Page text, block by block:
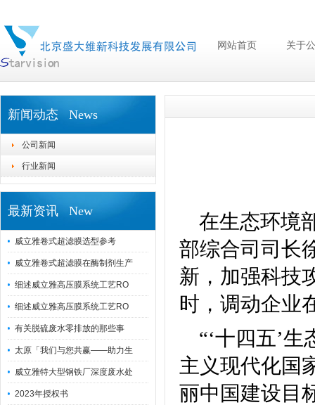
网站首页 关于
新闻动态 News
公司新闻
行业新闻
最新资讯 New
威立雅卷式超滤膜选型参考
威立雅卷式超滤膜在酶制剂生产
细述威立雅高压膜系统工艺RO
细述威立雅高压膜系统工艺RO
有关脱硫废水零排放的那些事
太原「我们与您共赢——助力生
威立雅特大型钢铁厂深度废水处
2023年授权书
在生态环境
部综合司司长
新，加强科技
时，调动企业
“‘十四五’
主义现代化国
丽中国建设目